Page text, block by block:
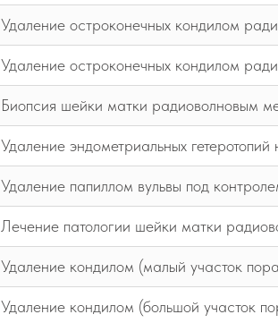
Удаление остроконечных кондилом
Удаление остроконечных кондилом
Биопсия шейки матки радиоволновым
Удаление эндометриальных
Удаление папиллом вульвы под
Лечение патологии шейки матки
Удаление кондилом (малый участок
Удаление кондилом (большой участок